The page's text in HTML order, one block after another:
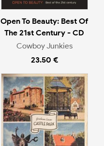
Open To Beauty: Best Of
The 21st Century - CD
Cowboy Junkies
23.50 €